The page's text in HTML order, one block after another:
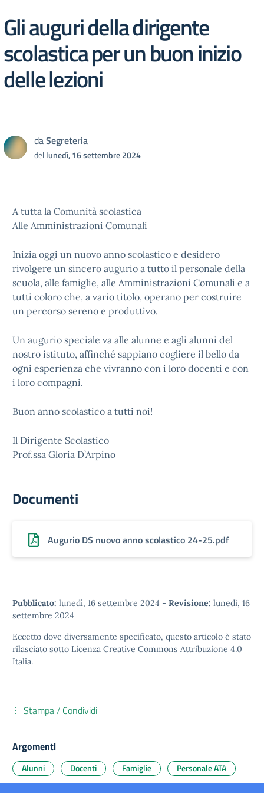
Gli auguri della dirigente
scolastica per un buon inizio
delle lezioni
daSegreteria
dellunedì, 16 settembre 2024
A tutta la Comunità scolastica
Alle Amministrazioni Comunali
Inizia oggi un nuovo anno scolastico e desidero
rivolgere un sincero augurio a tutto il personale della
scuola, alle famiglie, alle Amministrazioni Comunali e a
tutti coloro che, a vario titolo, operano per costruire
un percorso sereno e produttivo.
Un augurio speciale va alle alunne e agli alunni del
nostro istituto, affinché sappiano cogliere il bello da
ogni esperienza che vivranno con i loro docenti e con
i loro compagni.
Buon anno scolastico a tutti noi!
Il Dirigente Scolastico
Prof.ssa Gloria D’Arpino
Documenti
Augurio DS nuovo anno scolastico 24-25.pdf
Pubblicato: lunedì, 16 settembre 2024 - Revisione: lunedì, 16
settembre 2024
Eccetto dove diversamente specificato, questo articolo è stato
rilasciato sotto Licenza Creative Commons Attribuzione 4.0
Italia.
Stampa / Condividi
Argomenti
Alunni Docenti Famiglie Personale ATA